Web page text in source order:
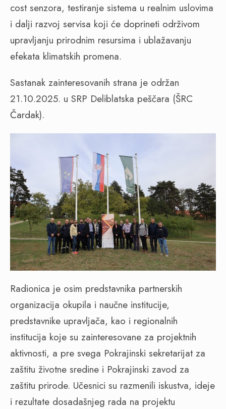
cost senzora, testiranje sistema u realnim uslovima
i dalji razvoj servisa koji će doprineti održivom
upravljanju prirodnim resursima i ublažavanju
efekata klimatskih promena.
Sastanak zainteresovanih strana je održan
21.10.2025. u SRP Deliblatska peščara (ŠRC
Čardak).
Radionica je osim predstavnika partnerskih
organizacija okupila i naučne institucije,
predstavnike upravljača, kao i regionalnih
institucija koje su zainteresovane za projektnih
aktivnosti, a pre svega Pokrajinski sekretarijat za
zaštitu životne sredine i Pokrajinski zavod za
zaštitu prirode. Učesnici su razmenili iskustva, ideje
i rezultate dosadašnjeg rada na projektu